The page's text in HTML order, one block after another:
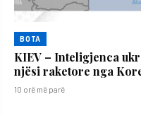
BOTA
KIEV – Inteligjenca
njësi raketore nga
10 orë më parë